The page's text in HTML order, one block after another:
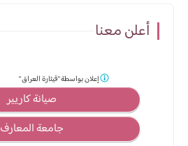
أعلن معنا
صيانة كاريير
جامعة المعارف
إعلان بواسطة"قيثارة العراق "